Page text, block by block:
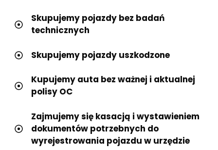
Skupujemy pojazdy bez badań
technicznych
Skupujemy pojazdy uszkodzone
Kupujemy auta bez ważnej i aktualnej
polisy OC
Zajmujemy się kasacją i wystawieniem
dokumentów potrzebnych do
wyrejestrowania pojazdu w urzędzie